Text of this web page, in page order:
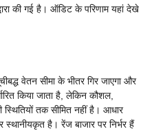
की गई है। ऑडिट के परिणाम यहां देखे
वेतन सीमा के भीतर गिर जाएगा और
किया जाता है, लेकिन कौशल,
स्थितियों तक सीमित नहीं है। आधार
है। रेंज बाजार पर निर्भर हैं